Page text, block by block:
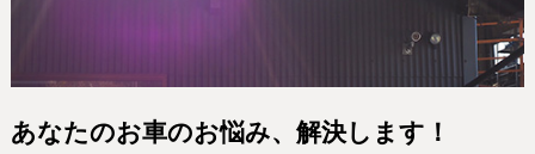
あなたのお車のお悩み、解決します！